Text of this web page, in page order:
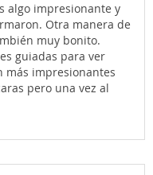
algo impresionante y
Otra manera de
muy bonito.
guiadas para ver
más impresionantes
pero una vez al